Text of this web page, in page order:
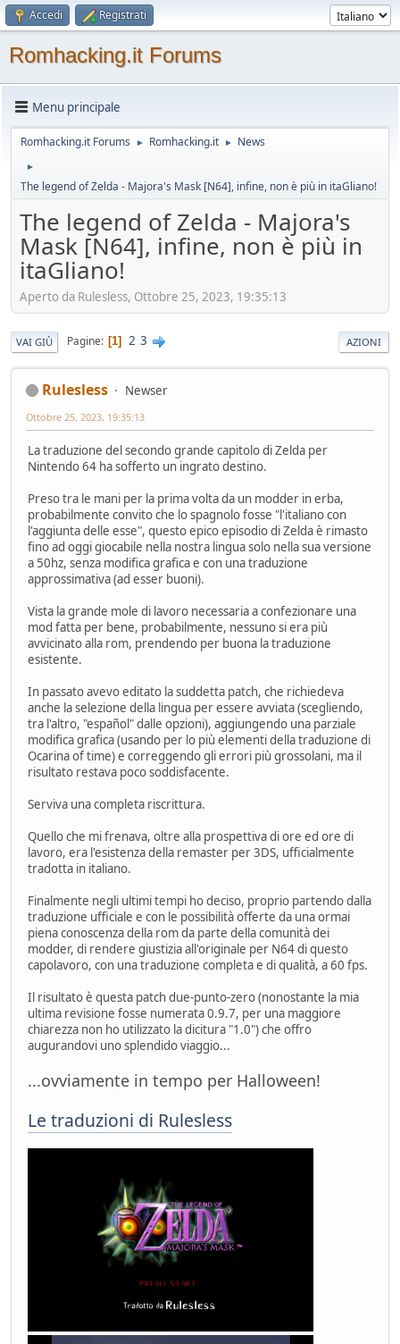
Accedi Registrati
Romhacking.it Forums
Menu principale
Romhacking.it Forums ► Romhacking.it ► News
►
The legend of Zelda - Majora's Mask [N64], infine, non è più in itaGliano!
The legend of Zelda - Majora's
Mask [N64], infine, non è più in
itaGliano!
Aperto da Rulesless, Ottobre 25, 2023, 19:35:13
VAI GIÙ Pagine 1 2 3 AZIONI
Rulesless Newser
Ottobre 25, 2023, 19:35:13
La traduzione del secondo grande capitolo di Zelda per
Nintendo 64 ha sofferto un ingrato destino.
Preso tra le mani per la prima volta da un modder in erba,
probabilmente convito che lo spagnolo fosse "l'italiano con
l'aggiunta delle esse", questo epico episodio di Zelda è rimasto
fino ad oggi giocabile nella nostra lingua solo nella sua versione
a 50hz, senza modifica grafica e con una traduzione
approssimativa (ad esser buoni).
Vista la grande mole di lavoro necessaria a confezionare una
mod fatta per bene, probabilmente, nessuno si era più
avvicinato alla rom, prendendo per buona la traduzione
esistente.
In passato avevo editato la suddetta patch, che richiedeva
anche la selezione della lingua per essere avviata (scegliendo,
tra l'altro, "español" dalle opzioni), aggiungendo una parziale
modifica grafica (usando per lo più elementi della traduzione di
Ocarina of time) e correggendo gli errori più grossolani, ma il
risultato restava poco soddisfacente.
Serviva una completa riscrittura.
Quello che mi frenava, oltre alla prospettiva di ore ed ore di
lavoro, era l'esistenza della remaster per 3DS, ufficialmente
tradotta in italiano.
Finalmente negli ultimi tempi ho deciso, proprio partendo dalla
traduzione ufficiale e con le possibilità offerte da una ormai
piena conoscenza della rom da parte della comunità dei
modder, di rendere giustizia all'originale per N64 di questo
capolavoro, con una traduzione completa e di qualità, a 60 fps.
Il risultato è questa patch due-punto-zero (nonostante la mia
ultima revisione fosse numerata 0.9.7, per una maggiore
chiarezza non ho utilizzato la dicitura "1.0") che offro
augurandovi uno splendido viaggio...
...ovviamente in tempo per Halloween!
Le traduzioni di Rulesless